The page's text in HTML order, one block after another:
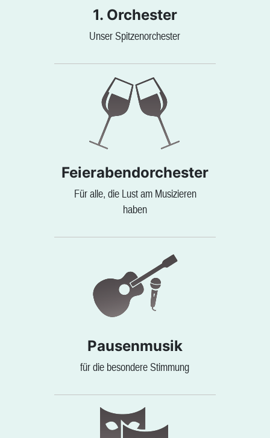
1. Orchester
Unser Spitzenorchester
Feierabendorchester
Für alle, die Lust am Musizieren
haben
Pausenmusik
für die besondere Stimmung